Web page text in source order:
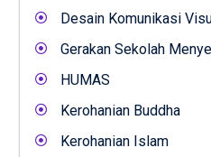
Desain Komunikasi
Gerakan Sekolah
HUMAS
Kerohanian Buddha
Kerohanian Islam